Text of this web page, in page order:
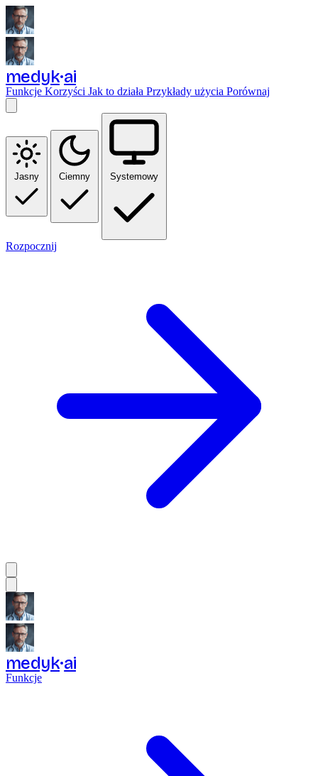
medyk ai
Funkcje Korzyści Jak to działa Przykłady użycia Porównaj
Jasny Ciemny Systemowy
Rozpocznij
medyk ai
Funkcje